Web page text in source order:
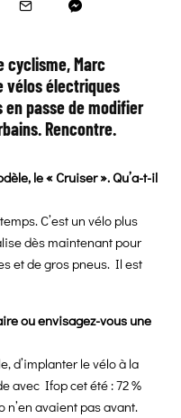
cyclisme, Marc
vélos électriques
en passe de modifier
Rencontre.
le « Cruiser ». Qu’a-t-il
C’est un vélo plus
dès maintenant pour
et de gros pneus. Il est
ou envisagez-vous une
d’implanter le vélo à la
avec Ifop cet été : 72 %
avaient pas avant.